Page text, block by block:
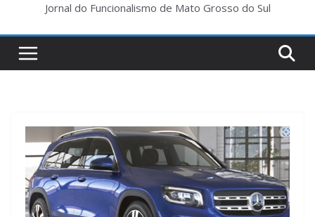
Jornal do Funcionalismo de Mato Grosso do Sul